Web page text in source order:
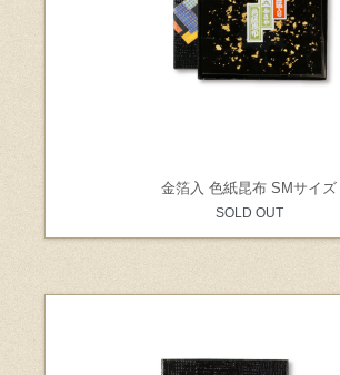
金箔入 色紙昆布 SMサイズ
SOLD OUT